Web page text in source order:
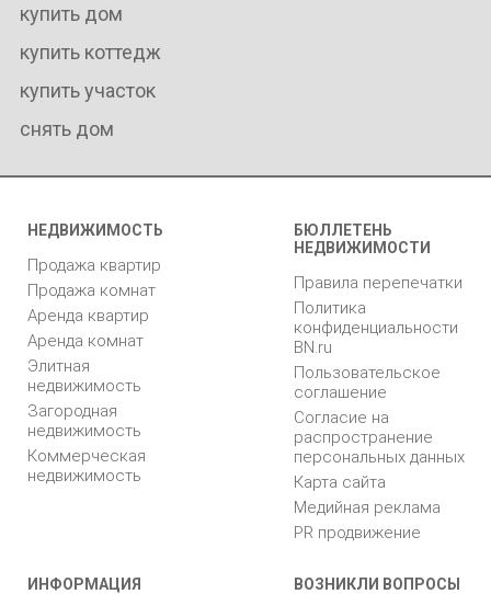
купить дом
купить коттедж
купить участок
снять дом
НЕДВИЖИМОСТЬ
Продажа квартир
Продажа комнат
Аренда квартир
Аренда комнат
Элитная
недвижимость
Загородная
недвижимость
Коммерческая
недвижимость
БЮЛЛЕТЕНЬ
НЕДВИЖИМОСТИ
Правила перепечатки
Политика
конфиденциальности
BN.ru
Пользовательское
соглашение
Согласие на
распространение
персональных данных
Карта сайта
Медийная реклама
PR продвижение
ИНФОРМАЦИЯ ВОЗНИКЛИ ВОПРОСЫ